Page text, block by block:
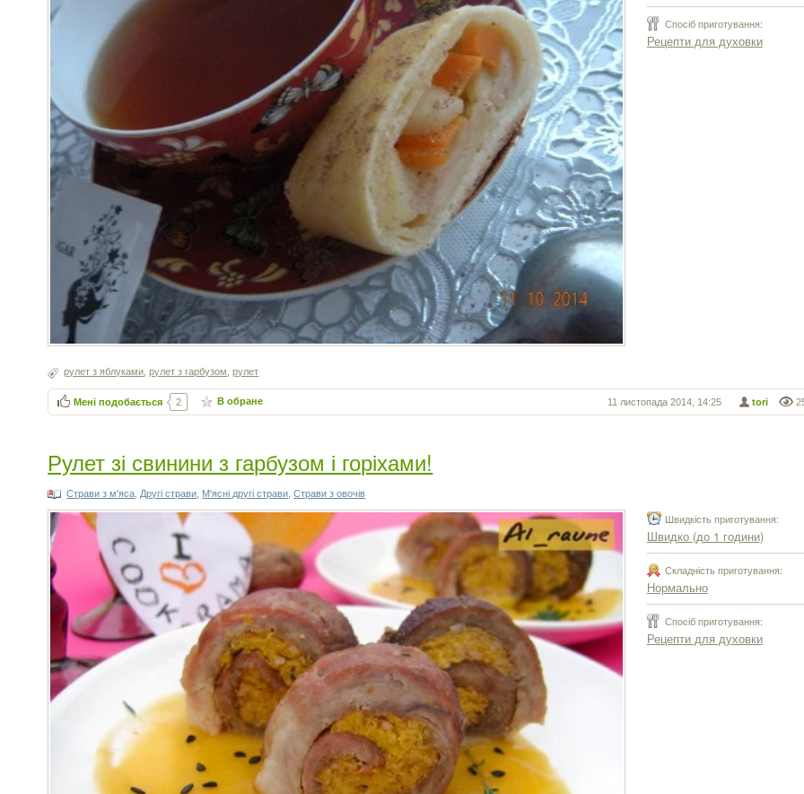
Спосіб приготування:
Рецепти для духовки
рулет з яблуками ,рулет з гарбузом ,рулет
tori
11 листопада 2014, 14:25
Мені подобається 2 В обране
Рулет зі свинини з гарбузом і горіхами!
Страви з м'яса Другі страви М'ясні другі страви ,Страви з овочів
Швидкість приготування:
Швидко (до 1 години)
Складність приготування:
Нормально
Спосіб приготування:
Рецепти для духовки